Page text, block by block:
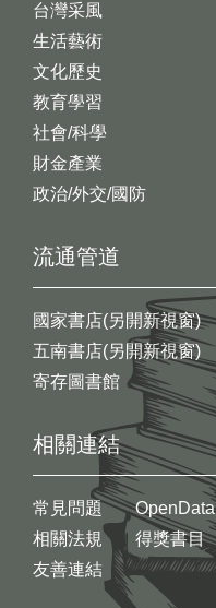
台灣采風
生活藝術
文化歷史
教育學習
社會/科學
財金產業
政治/外交/國防
流通管道
國家書店(另開新視窗)
五南書店(另開新視窗)
寄存圖書館
相關連結
常見問題
相關法規
友善連結
OpenData
得獎書目